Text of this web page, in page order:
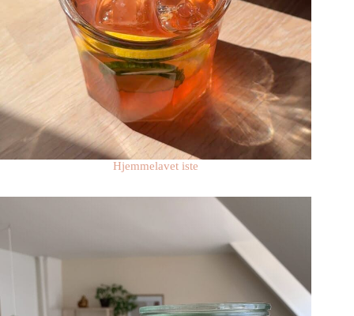
Hjemmelavet iste